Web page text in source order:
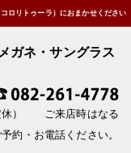
ロリトゥーラ）におまかせください
ガネ・サングラス
休） ご来店時はなる
約・お電話ください。